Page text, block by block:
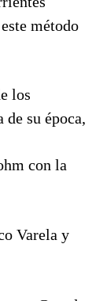
método
los
su época,
con la
Varela y